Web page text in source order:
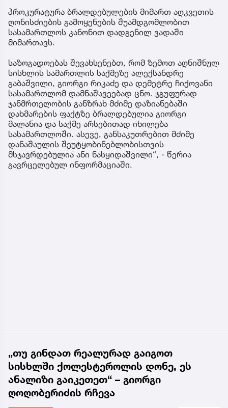
პროკურატურა ბრალდებულების მიმართ აღკვეთის
ღონისძიების გამოყენების შუამდგომლობით
სასამართლოს კანონით დადგენილ ვადაში
მიმართავს.
საზოგადოებას შევახსენებთ, რომ ზემოთ აღნიშნულ
სისხლის სამართლის საქმეზე ალექსანდრე
გაბაშვილი, გიორგი რიკაძე და დემეტრე ჩიქოვანი
სასამართლომ დამნაშავეებად ცნო. ჯგუფურად
ჯანმრთელობის განზრახ მძიმე დაზიანებაში
დახმარების ფაქტზე ბრალდებულია გიორგი
მალანია და საქმე არსებითად იხილება
სასამართლოში. ასევე, განსაკუთრებით მძიმე
დანაშაულის შეუტყობინებლობისთვის
მსჯავრდებულია ანი ნასყიდაშვილი“, - წერია
გავრცელებულ ინფორმაციაში.
„თუ გინდათ რეალურად გაიგოთ
სისხლში ქოლესტეროლის დონე, ეს
ანალიზი გაიკეთეთ“ – გიორგი
ღოღობერიძის რჩევა